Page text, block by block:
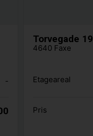
-
Torvegade 19
4640 Faxe
Etageareal
Pris